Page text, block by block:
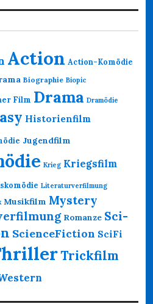
Action Action-Komödie
Biographie Biopic
Film Drama Dramödie
Historienfilm
Jugendfilm
Krieg Kriegsfilm
Literaturverfilmung
Musikfilm Mystery
Romanze Sci-
ScienceFiction SciFi
Trickfilm